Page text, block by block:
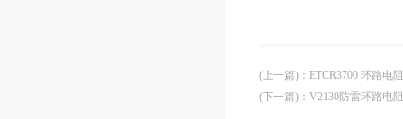
(上一篇) ： ETCR3700 环路电
(下一篇) ： V2130防雷环路电